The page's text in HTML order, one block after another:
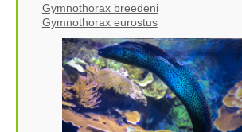
Gymnothorax breedeni
Gymnothorax eurostus